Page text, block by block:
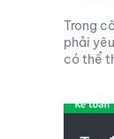
Trong
phải
có thể